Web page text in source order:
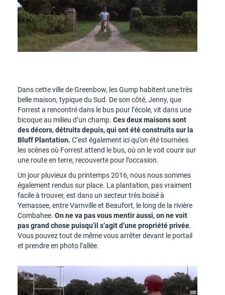
Dans cette ville de Greenbow, les Gump habitent une très
belle maison, typique du Sud. De son côté, Jenny, que
Forrest a rencontré dans le bus pour l’école, vit dans une
bicoque au milieu d’un champ. Ces deux maisons sont
des décors, détruits depuis, qui ont été construits sur la
Bluff Plantation. C’est également ici qu’on été tournées
les scènes où Forrest attend le bus, où on le voit courir sur
une route en terre, recouverte pour l’occasion.
Un jour pluvieux du printemps 2016, nous nous sommes
également rendus sur place. La plantation, pas vraiment
facile à trouver, est dans un secteur très boisé à
Yemassee, entre Varnville et Beaufort, le long de la rivière
Combahee. On ne va pas vous mentir aussi, on ne voit
pas grand chose puisqu’il s’agit d’une propriété privée.
Vous pouvez tout de même vous arrêter devant le portail
et prendre en photo l’allée.